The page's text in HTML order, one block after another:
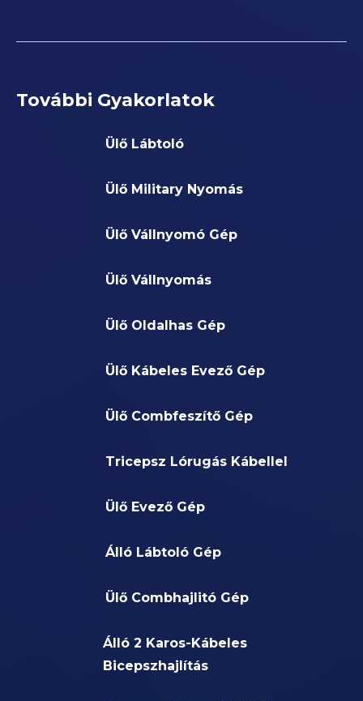
További Gyakorlatok
Ülő Lábtoló
Ülő Military Nyomás
Ülő Vállnyomó Gép
Ülő Vállnyomás
Ülő Oldalhas Gép
Ülő Kábeles Evező Gép
Ülő Combfeszítő Gép
Tricepsz Lórugás Kábellel
Ülő Evező Gép
Álló Lábtoló Gép
Ülő Combhajlitó Gép
Álló 2 Karos-Kábeles
Bicepszhajlítás